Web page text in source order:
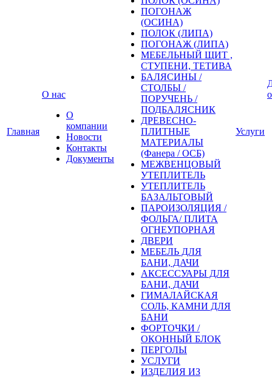
Главная
О нас
О
компании
Новости
Контакты
Документы
ПОГОНАЖ
(ОСИНА)
ПОЛОК (ЛИПА)
ПОГОНАЖ (ЛИПА)
МЕБЕЛЬНЫЙ ЩИТ ,
СТУПЕНИ, ТЕТИВА
БАЛЯСИНЫ /
СТОЛБЫ /
ПОРУЧЕНЬ /
ПОДБАЛЯСНИК
ДРЕВЕСНО-
ПЛИТНЫЕ
МАТЕРИАЛЫ
(Фанера / ОСБ)
МЕЖВЕНЦОВЫЙ
УТЕПЛИТЕЛЬ
УТЕПЛИТЕЛЬ
БАЗАЛЬТОВЫЙ
ПАРОИЗОЛЯЦИЯ /
ФОЛЬГА/ ПЛИТА
ОГНЕУПОРНАЯ
ДВЕРИ
МЕБЕЛЬ ДЛЯ
БАНИ, ДАЧИ
АКСЕССУАРЫ ДЛЯ
БАНИ, ДАЧИ
ГИМАЛАЙСКАЯ
СОЛЬ, КАМНИ ДЛЯ
БАНИ
ФОРТОЧКИ /
ОКОННЫЙ БЛОК
ПЕРГОЛЫ
УСЛУГИ
ИЗДЕЛИЯ ИЗ
Услуги